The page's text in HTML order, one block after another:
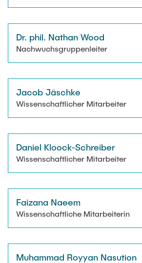
Dr. phil. Nathan Wood
Nachwuchsgruppenleiter
Jacob Jäschke
Wissenschaftlicher Mitarbeiter
Daniel Kloock-Schreiber
Wissenschaftlicher Mitarbeiter
Faizana Naeem
Wissenschaftliche Mitarbeiterin
Muhammad Royyan Nasution